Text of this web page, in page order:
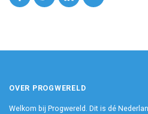
OVER PROGWERELD
Welkom bij Progwereld. Dit is dé